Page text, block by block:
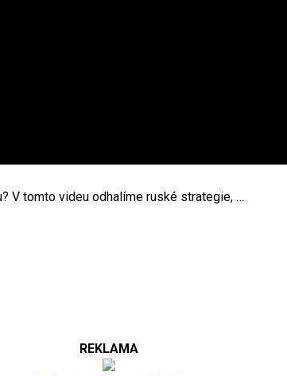
V tomto videu odhalíme ruské strategie, …
REKLAMA